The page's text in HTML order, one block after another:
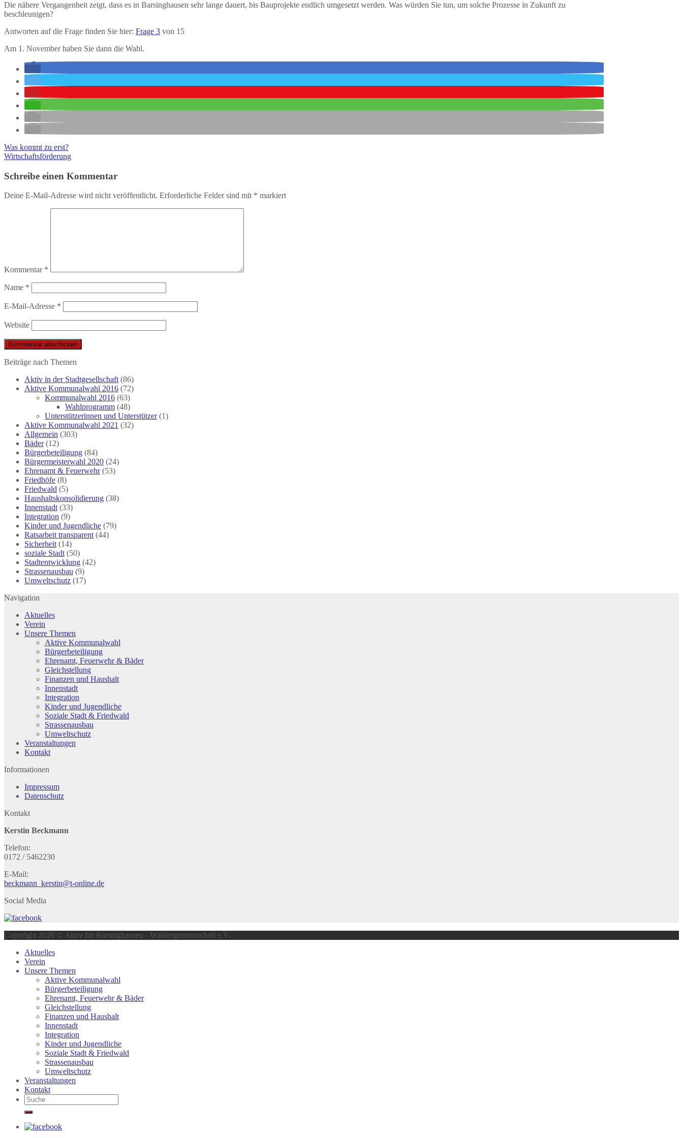
Die nähere Vergangenheit zeigt, dass es in Barsinghausen sehr lange dauert, bis Bauprojekte endlich umgesetzt werden. Was würden Sie tun, um solche Prozesse in Zukunft zu
beschleunigen?
Antworten auf die Frage finden Sie hier: Frage 3 von 15
Am 1. November haben Sie dann die Wahl.
Was kommt zu erst?
Wirtschaftsförderung
Schreibe einen Kommentar
Deine E-Mail-Adresse wird nicht veröffentlicht. Erforderliche Felder sind mit * markiert
Kommentar *
Name *
E-Mail-Adresse *
Website
Beiträge nach Themen
Aktiv in der Stadtgesellschaft (86)
Aktive Kommunalwahl 2016 (72)
Kommunalwahl 2016 (63)
Wahlprogramm (48)
Unterstützerinnen und Unterstützer(1)
Aktive Kommunalwahl 2021 (32)
Allgemein (303)
Bäder(12)
Bürgerbeteiligung (84)
Bürgermeisterwahl 2020 (24)
Ehrenamt & Feuerwehr(53)
Friedhöfe (8)
Friedwald (5)
Haushaltskonsolidierung (38)
Innenstadt (33)
Integration (9)
Kinder und Jugendliche (79)
Ratsarbeit transparent (44)
Sicherheit (14)
soziale Stadt (50)
Stadtentwicklung (42)
Strassenausbau (9)
Umweltschutz (17)
Navigation
Aktuelles
Verein
Unsere Themen
Aktive Kommunalwahl
Bürgerbeteiligung
Ehrenamt, Feuerwehr & Bäder
Gleichstellung
Finanzen und Haushalt
Innenstadt
Integration
Kinder und Jugendliche
Soziale Stadt & Friedwald
Strassenausbau
Umweltschutz
Veranstaltungen
Kontakt
Informationen
Impressum
Datenschutz
Kontakt
Kerstin Beckmann
Telefon:
0172 / 5462230
E-Mail:
beckmann_kerstin@t-online.de
Social Media
Copyright 2026 © Aktiv für Barsinghausen - Wählergemeinschaft e.V.
Aktuelles
Verein
Unsere Themen
Aktive Kommunalwahl
Bürgerbeteiligung
Ehrenamt, Feuerwehr & Bäder
Gleichstellung
Finanzen und Haushalt
Innenstadt
Integration
Kinder und Jugendliche
Soziale Stadt & Friedwald
Strassenausbau
Umweltschutz
Veranstaltungen
Kontakt